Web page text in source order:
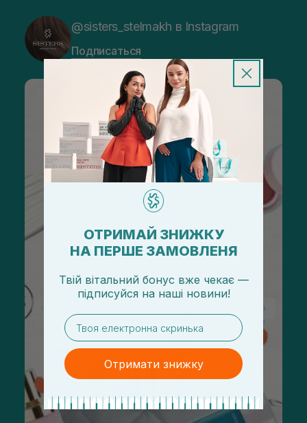
@sisters_stelmakh в Instagram
Подписаться
ОТРИМАЙ ЗНИЖКУ
НА ПЕРШЕ ЗАМОВЛЕНЯ
Твій вітальний бонус вже чекає —
підписуйся на наші новини!
email
Отримати знижку